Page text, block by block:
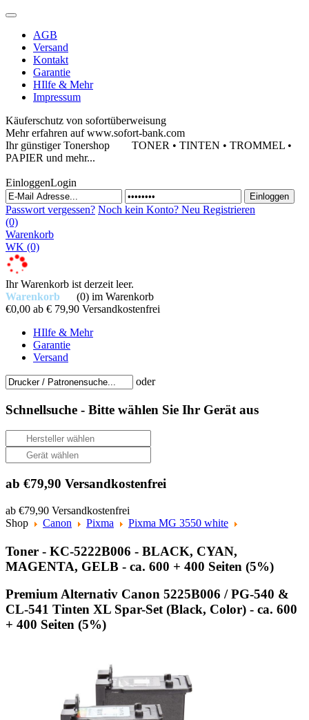
AGB
Versand
Kontakt
Garantie
HIlfe & Mehr
Impressum
Käuferschutz von sofortüberweisung
Mehr erfahren auf www.sofort-bank.com
Ihr günstiger Tonershop TONER • TINTEN • TROMMEL •
PAPIER und mehr...
EinloggenLogin
Passwort vergessen? Noch kein Konto? Neu Registrieren
(0)
Warenkorb
WK (0)
Ihr Warenkorb ist derzeit leer.
Warenkorb
(0) im Warenkorb
€0,00 ab € 79,90 Versandkostenfrei
HIlfe & Mehr
Garantie
Versand
oder
Schnellsuche - Bitte wählen Sie Ihr Gerät aus
ab €79,90 Versandkostenfrei
ab €79,90 Versandkostenfrei
Shop
Canon Pixma Pixma MG 3550 white
Toner - KC-5222B006 - BLACK, CYAN,
MAGENTA, GELB - ca. 600 + 400 Seiten (5%)
Premium Alternativ Canon 5225B006 / PG-540 &
CL-541 Tinten XL Spar-Set (Black, Color) - ca. 600
+ 400 Seiten (5%)